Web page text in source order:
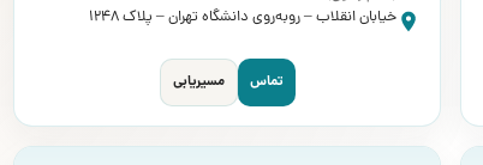
خیابان انقلاب – روبه‌روی دانشگاه تهران – پلاک 1248
تماس مسیریابی